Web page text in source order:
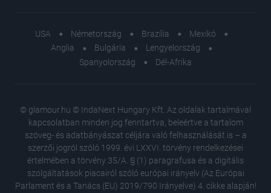
USA Németország Brazília
Mexikó
Anglia
Bulgária
Lengyelország
Spanyolország
Dél-Afrika
© glamour.hu © IndaNext Hungary Kft. Az oldalak tartalmával
kapcsolatban minden jog fenntartva, beleértve a tartalom
szöveg- és adatbányászat céljára való felhasználását is – a
szerzői jogról szóló 1999. évi LXXVI. törvény rendelkezései
értelmében a törvény 35/A. § (1) paragrafusa és a digitális
szolgáltatások piacairól szóló európai irányelv (Az Európai
Parlament és a Tanács (EU) 2019/790 Irányelve) 4. cikke alapján!